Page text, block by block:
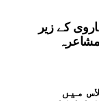
کے زیر
میں